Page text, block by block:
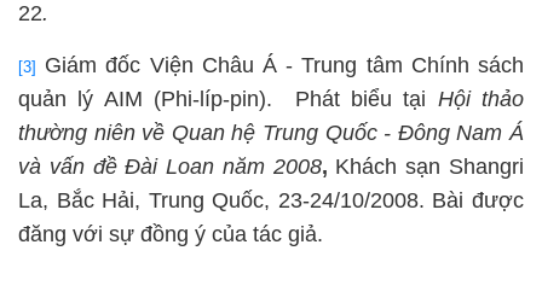
22.
[3]
Giám đốc Viện Châu Á - Trung tâm Chính sách
quản lý AIM (Phi-líp-pin).
Phát biểu tại Hội thảo
thường niên về Quan hệ Trung Quốc - Đông Nam Á
và vấn đề Đài Loan năm 2008, Khách sạn Shangri
La, Bắc Hải, Trung Quốc, 23-24/10/2008. Bài được
đăng với sự đồng ý của tác giả.